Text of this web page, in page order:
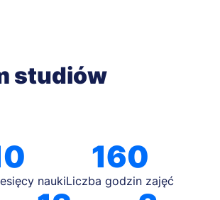
studiów
nauki
160
Liczba godzin zajęć